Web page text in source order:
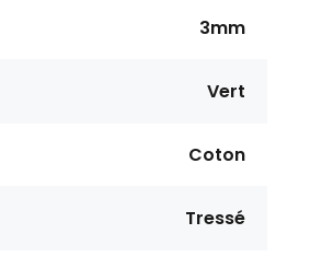
3mm
Vert
Coton
Tressé